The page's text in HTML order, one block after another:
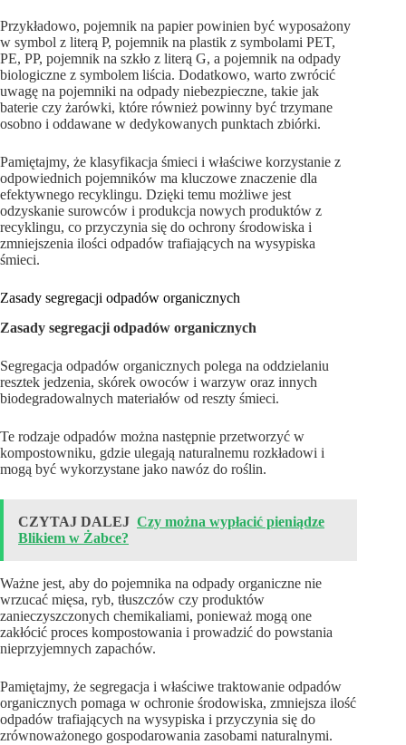
Przykładowo, pojemnik na papier powinien być wyposażony
w symbol z literą P, pojemnik na plastik z symbolami PET,
PE, PP, pojemnik na szkło z literą G, a pojemnik na odpady
biologiczne z symbolem liścia. Dodatkowo, warto zwrócić
uwagę na pojemniki na odpady niebezpieczne, takie jak
baterie czy żarówki, które również powinny być trzymane
osobno i oddawane w dedykowanych punktach zbiórki.
Pamiętajmy, że klasyfikacja śmieci i właściwe korzystanie z
odpowiednich pojemników ma kluczowe znaczenie dla
efektywnego recyklingu. Dzięki temu możliwe jest
odzyskanie surowców i produkcja nowych produktów z
recyklingu, co przyczynia się do ochrony środowiska i
zmniejszenia ilości odpadów trafiających na wysypiska
śmieci.
Zasady segregacji odpadów organicznych
Zasady segregacji odpadów organicznych
Segregacja odpadów organicznych polega na oddzielaniu
resztek jedzenia, skórek owoców i warzyw oraz innych
biodegradowalnych materiałów od reszty śmieci.
Te rodzaje odpadów można następnie przetworzyć w
kompostowniku, gdzie ulegają naturalnemu rozkładowi i
mogą być wykorzystane jako nawóz do roślin.
CZYTAJ DALEJ Czy można wypłacić pieniądze
Blikiem w Żabce?
Ważne jest, aby do pojemnika na odpady organiczne nie
wrzucać mięsa, ryb, tłuszczów czy produktów
zanieczyszczonych chemikaliami, ponieważ mogą one
zakłócić proces kompostowania i prowadzić do powstania
nieprzyjemnych zapachów.
Pamiętajmy, że segregacja i właściwe traktowanie odpadów
organicznych pomaga w ochronie środowiska, zmniejsza ilość
odpadów trafiających na wysypiska i przyczynia się do
zrównoważonego gospodarowania zasobami naturalnymi.